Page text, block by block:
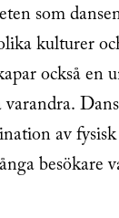
som
kulturer
också en
av
besökare